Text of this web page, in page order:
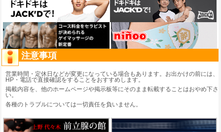
注意事項
営業時間・定休日などが変更になっている場合もあります。お出かけの前には、
HP・電話で直接確認をすることをおすすめします。
掲載内容を、他のホームページや掲示板等にそのまま転載することはおやめ下さ
い。
各種のトラブルについては一切責任を負いません。